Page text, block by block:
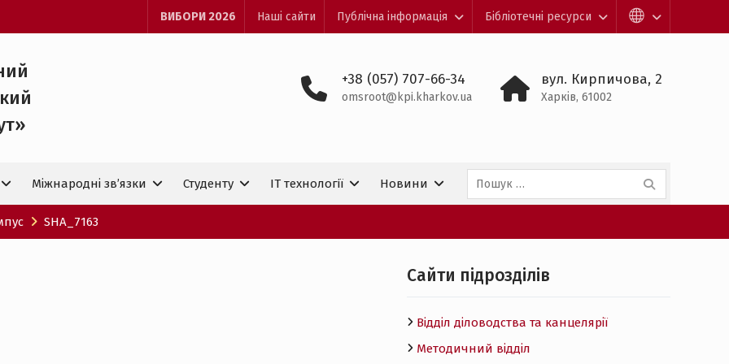
ВИБОРИ 2026 Наші сайти Публічна інформація Бібліотечні ресурси
+38 (057) 707-66-34
omsroot@kpi.kharkov.ua
вул. Кирпичова, 2
Харків, 61002
Міжнародні зв’язки Студенту IT технологiї Новини
Пошук:
SHA_7163
Cайти підрозділів
Відділ діловодства та канцелярії
Методичний відділ